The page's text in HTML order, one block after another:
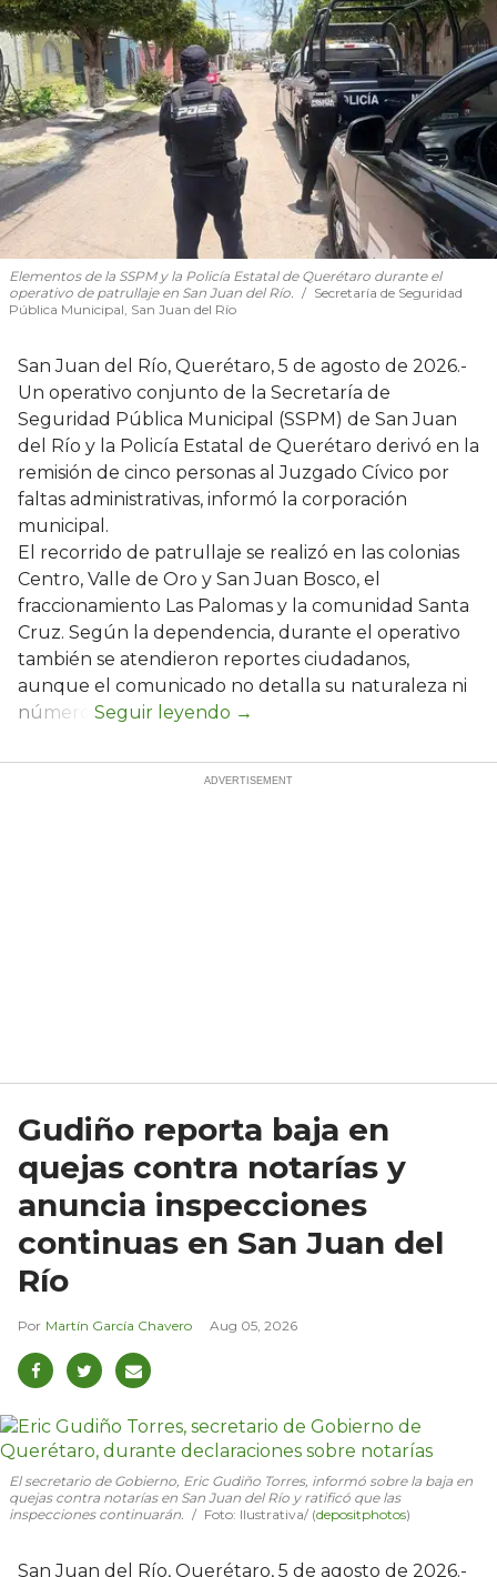
Elementos de la SSPM y la Policía Estatal de Querétaro durante el
operativo de patrullaje en San Juan del Río.
Secretaría de Seguridad
Pública Municipal, San Juan del Río
San Juan del Río, Querétaro, 5 de agosto de 2026.-
Un operativo conjunto de la Secretaría de
Seguridad Pública Municipal (SSPM) de San Juan
del Río y la Policía Estatal de Querétaro derivó en la
remisión de cinco personas al Juzgado Cívico por
faltas administrativas, informó la corporación
municipal.
El recorrido de patrullaje se realizó en las colonias
Centro, Valle de Oro y San Juan Bosco, el
fraccionamiento Las Palomas y la comunidad Santa
Cruz. Según la dependencia, durante el operativo
también se atendieron reportes ciudadanos,
aunque el comunicado no detalla su naturaleza ni
número.
Gudiño reporta baja en
quejas contra notarías y
anuncia inspecciones
continuas en San Juan del
Río
Martín García Chavero Aug 05, 2026
El secretario de Gobierno, Eric Gudiño Torres, informó sobre la baja en
quejas contra notarías en San Juan del Río y ratificó que las
inspecciones continuarán.
Foto: Ilustrativa/ (depositphotos)
San Juan del Río, Querétaro, 5 de agosto de 2026.-